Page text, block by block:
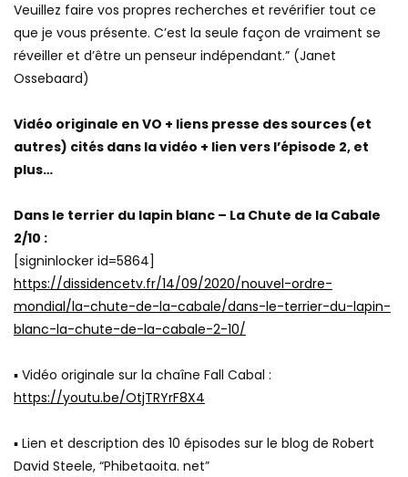
Veuillez faire vos propres recherches et revérifier tout ce
que je vous présente. C’est la seule façon de vraiment se
réveiller et d’être un penseur indépendant.” (Janet
Ossebaard)
Vidéo originale en VO + liens presse des sources (et
autres) cités dans la vidéo + lien vers l’épisode 2, et
plus…
Dans le terrier du lapin blanc – La Chute de la Cabale
2/10 :
[signinlocker id=5864]
https://dissidencetv.fr/14/09/2020/nouvel-ordre-
mondial/la-chute-de-la-cabale/dans-le-terrier-du-lapin-
blanc-la-chute-de-la-cabale-2-10/
▪ Vidéo originale sur la chaîne Fall Cabal :
https://youtu.be/OtjTRYrF8X4
▪ Lien et description des 10 épisodes sur le blog de Robert
David Steele, “Phibetaoita. net”